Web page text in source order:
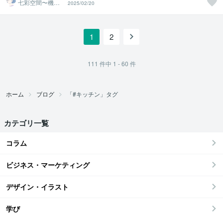
七彩空間〜機器
のプロによるキ
ッチン相談
2025/02/20
1 2
111 件中 1 - 60 件
ホーム ブログ 「#キッチン」タグ
カテゴリ一覧
コラム
ビジネス・マーケティング
デザイン・イラスト
学び